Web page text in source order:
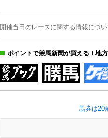
開催当日のレースに関する情報につ
ポイントで競馬新聞が買える！地
馬券は20